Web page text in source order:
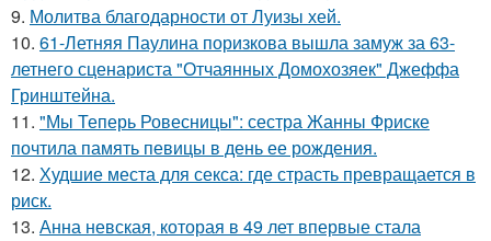
9. Молитва благодарности от Луизы хей.
10. 61-Летняя Паулина поризкова вышла замуж за 63-
летнего сценариста "Отчаянных Домохозяек" Джеффа
Гринштейна.
11. "Мы Теперь Ровесницы": сестра Жанны Фриске
почтила память певицы в день ее рождения.
12. Худшие места для секса: где страсть превращается в
риск.
13. Анна невская, которая в 49 лет впервые стала